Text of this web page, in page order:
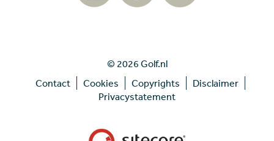
© 2026 Golf.nl
Contact
Cookies Copyrights
Disclaimer
Privacystatement